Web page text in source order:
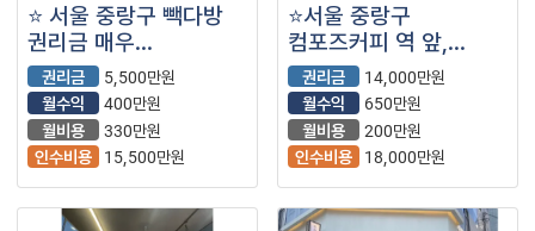
⭐ 서울 중랑구 빽다방
권리금 매우
저렴합니다. 양도양수
추천!!
권리금
5,500만원
월수익
400만원
월비용
330만원
인수비용
15,500만원
⭐서울 중랑구
컴포즈커피 역 앞,
오피스 및 대단지
아파트 복합상권에서
반오토로 운영
중입니다.
권리금
14,000만원
월수익
650만원
월비용
200만원
인수비용
18,000만원